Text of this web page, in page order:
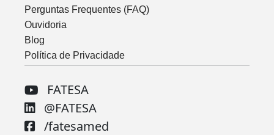
Perguntas Frequentes (FAQ)
Ouvidoria
Blog
Política de Privacidade
FATESA
@FATESA
/fatesamed